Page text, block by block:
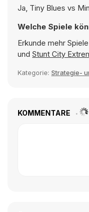
Ja, Tiny Blues vs
Welche Spiele
Erkunde mehr
und Stunt City
Kategorie: Strategie-
KOMMENTARE